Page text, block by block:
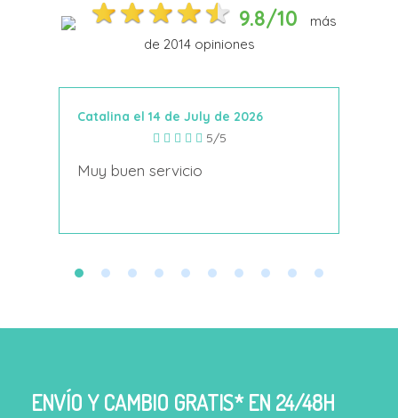
9.8/10
más
de 2014opiniones
Catalina el 14 de July de 2026
5/5
Muy buen servicio
ENVÍO Y CAMBIO GRATIS* EN 24/48H